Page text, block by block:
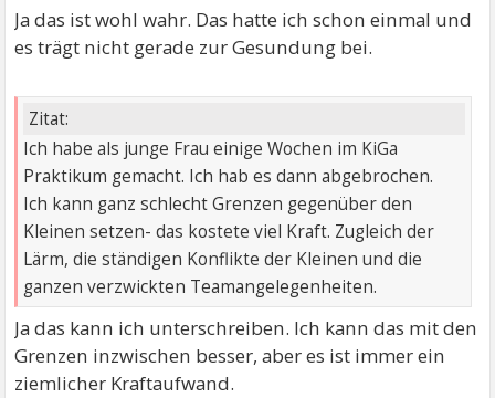
Ja das ist wohl wahr. Das hatte ich schon einmal und
es trägt nicht gerade zur Gesundung bei.
Zitat:
Ich habe als junge Frau einige Wochen im KiGa
Praktikum gemacht. Ich hab es dann abgebrochen.
Ich kann ganz schlecht Grenzen gegenüber den
Kleinen setzen- das kostete viel Kraft. Zugleich der
Lärm, die ständigen Konflikte der Kleinen und die
ganzen verzwickten Teamangelegenheiten.
Ja das kann ich unterschreiben. Ich kann das mit den
Grenzen inzwischen besser, aber es ist immer ein
ziemlicher Kraftaufwand.